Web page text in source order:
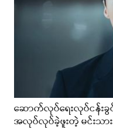
ဆောက်လုပ်ရေးလုပ်ငန်း
အလုပ်လုပ်ခဲ့ဖူးတဲ့ မင်းသား